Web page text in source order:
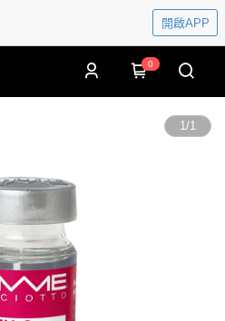
開啟APP
0
1/1